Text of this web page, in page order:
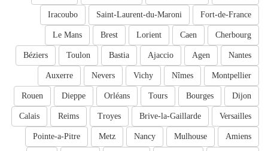
Fort-de-France
Saint-Laurent-du-Maroni
Iracoubo
Cherbourg
Caen
Lorient
Brest
Le Mans
Nantes
Agen
Ajaccio
Bastia
Toulon
Béziers
Montpellier
Nîmes
Vichy
Nevers
Auxerre
Dijon
Bourges
Tours
Orléans
Dieppe
Rouen
Versailles
Brive-la-Gaillarde
Troyes
Reims
Calais
Amiens
Mulhouse
Nancy
Metz
Pointe-a-Pitre